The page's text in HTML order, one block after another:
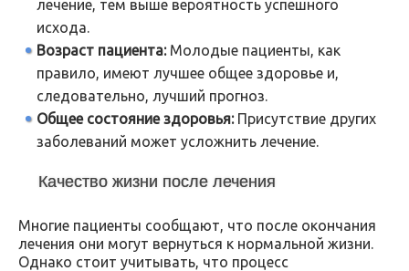
лечение, тем выше вероятность успешного
исхода.
Возраст пациента:Молодые пациенты, как
правило, имеют лучшее общее здоровье и,
следовательно, лучший прогноз.
Общее состояние здоровья:Присутствие других
заболеваний может усложнить лечение.
Качество жизни после лечения
Многие пациенты сообщают, что после окончания
лечения они могут вернуться к нормальной жизни.
Однако стоит учитывать, что процесс